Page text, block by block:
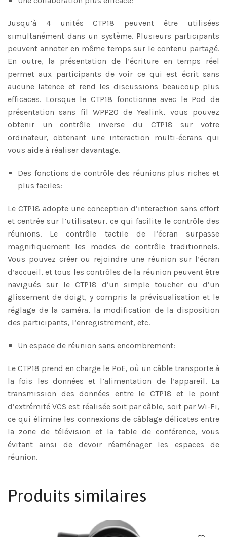
Jusqu’à 4 unités CTP18 peuvent être utilisées
simultanément dans un système. Plusieurs participants
peuvent annoter en même temps sur le contenu partagé.
En outre, la présentation de l’écriture en temps réel
permet aux participants de voir ce qui est écrit sans
aucune latence et rend les discussions beaucoup plus
efficaces. Lorsque le CTP18 fonctionne avec le Pod de
présentation sans fil WPP20 de Yealink, vous pouvez
obtenir un contrôle inverse du CTP18 sur votre
ordinateur, obtenant une interaction multi-écrans qui
vous aide à réaliser davantage.
Des fonctions de contrôle des réunions plus riches et
plus faciles:
Le CTP18 adopte une conception d’interaction sans effort
et centrée sur l’utilisateur, ce qui facilite le contrôle des
réunions. Le contrôle tactile de l’écran surpasse
magnifiquement les modes de contrôle traditionnels.
Vous pouvez créer ou rejoindre une réunion sur l’écran
d’accueil, et tous les contrôles de la réunion peuvent être
navigués sur le CTP18 d’un simple toucher ou d’un
glissement de doigt, y compris la prévisualisation et le
réglage de la caméra, la modification de la disposition
des participants, l’enregistrement, etc.
Un espace de réunion sans encombrement:
Le CTP18 prend en charge le PoE, où un câble transporte à
la fois les données et l’alimentation de l’appareil. La
transmission des données entre le CTP18 et le point
d’extrémité VCS est réalisée soit par câble, soit par Wi-Fi,
ce qui élimine les connexions de câblage délicates entre
la zone de télévision et la table de conférence, vous
évitant ainsi de devoir réaménager les espaces de
réunion.
Produits similaires